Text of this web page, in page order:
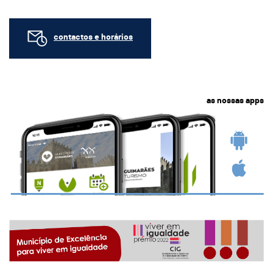
contactos e horários
as nossas apps